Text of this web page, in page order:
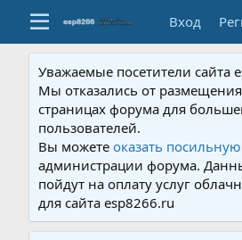
Вход
Уважаемые посетители сайта
Мы отказались от
страницах форума для
пользователей.
Вы можетеоказать
администрации форума.
пойдут на оплату услуг
для сайта esp8266.ru